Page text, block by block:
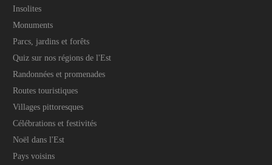
Insolites
Monuments
Parcs, jardins et forêts
Quiz sur nos régions de l'Est
Randonnées et promenades
Routes touristiques
Villages pittoresques
Célébrations et festivités
Noël dans l'Est
Pays voisins